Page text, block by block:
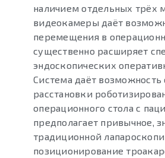
наличием отдельных трёх
видеокамеры даёт
перемещения в
существенно расширяет
эндоскопических
Система даёт возможность
расстановки
операционного стола с
предполагает привычное,
традиционной
позиционирование